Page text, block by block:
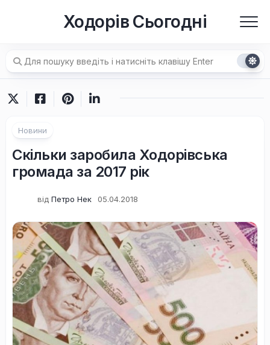
Ходорів Сьогодні
Новини
Скільки заробила Ходорівська
громада за 2017 рік
від Петро Нек 05.04.2018